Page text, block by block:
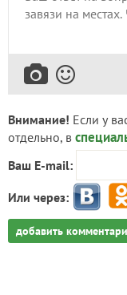
Внимание! Если у
отдельно, в
Ваш E-mail:
Или через:
добавить